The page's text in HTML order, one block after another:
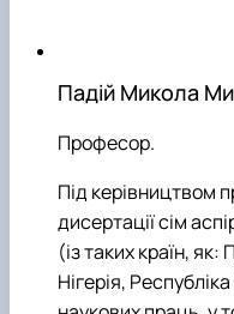
Падій Микола
Професор.
Під керівництвом
дисертації сім
(із таких країн,
Нігерія,